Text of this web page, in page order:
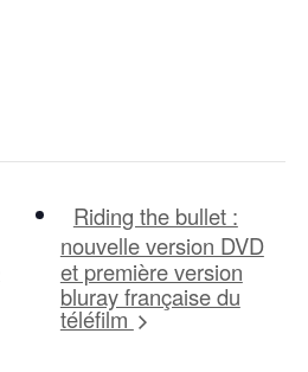
Riding the bullet :
nouvelle version DVD
et première version
bluray française du
téléfilm